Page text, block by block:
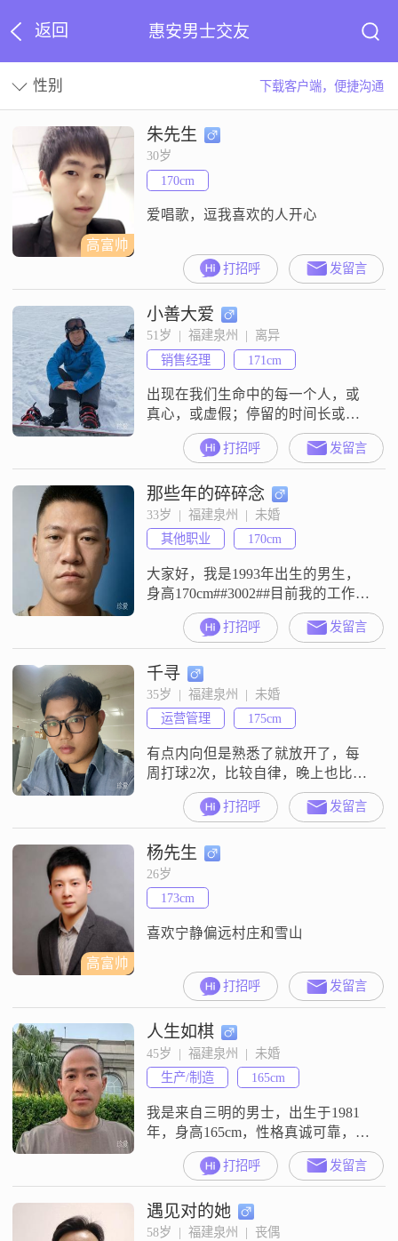
返回 惠安男士交友
性别 下载客户端，便捷沟通
高富帅
朱先生
30岁
170cm
爱唱歌，逗我喜欢的人开心
打招呼 发留言
小善大爱
51岁  |  福建泉州  |  离异
销售经理
171cm
出现在我们生命中的每一个人，或
真心，或虚假；停留的时间长或者
短，都带给了我们不一样的感受，
都能教会我们一些道理。
打招呼 发留言
那些年的碎碎念
33岁  |  福建泉州  |  未婚
其他职业
170cm
大家好，我是1993年出生的男生，
身高170cm##3002##目前我的工作地
点在泉州，学历是大专##3002##关
于收入情况，我现在的月收入在
20001元到50000元这个区间
##3002##在性格和为人处世上，我
是一个责任感强的人##3002##平时
生活中我也比较勤俭节约，觉得踏
实过日子比较重要##3002##对待
打招呼 发留言
千寻
35岁  |  福建泉州  |  未婚
运营管理
175cm
有点内向但是熟悉了就放开了，每
周打球2次，比较自律，晚上也比较
早就去睡觉了，没有什么夜生活，
喜欢煮饭研究美食，轻微颜控，圈
子太小没有什么异性朋友
打招呼 发留言
高富帅
杨先生
26岁
173cm
喜欢宁静偏远村庄和雪山
打招呼 发留言
人生如棋
45岁  |  福建泉州  |  未婚
生产/制造
165cm
我是来自三明的男士，出生于1981
年，身高165cm，性格真诚可靠，相
互尊重，信任至上，相逢何必曾相
打招呼 发留言
遇见对的她
58岁  |  福建泉州  |  丧偶